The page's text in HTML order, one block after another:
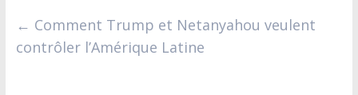
← Comment Trump et Netanyahou veulent
contrôler l’Amérique Latine